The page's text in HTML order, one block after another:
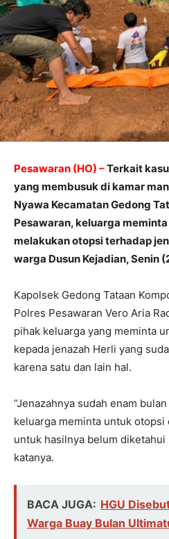
Pesawaran (HO) –Terkait
yang membusuk di kamar
Nyawa Kecamatan Gedong
Pesawaran, keluarga
melakukan otopsi terhadap
warga Dusun Kejadian, Senin
Kapolsek Gedong Tataan
Polres Pesawaran Vero Aria
pihak keluarga yang meminta
kepada jenazah Herli yang
karena satu dan lain hal.
“Jenazahnya sudah enam
keluarga meminta untuk otopsi
untuk hasilnya belum diketahui
katanya.
BACA JUGA: HGU
Warga Buay Bulan